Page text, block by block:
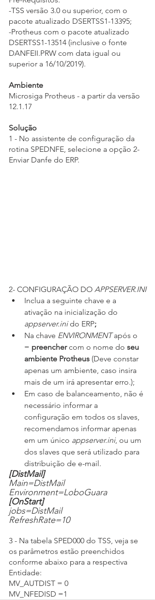
-TSS versão 3.0 ou superior, com o
pacote atualizado DSERTSS1-13395;
-Protheus com o pacote atualizado
DSERTSS1-13514 (inclusive o fonte
DANFEII.PRW com data igual ou
superior a 16/10/2019).
Ambiente
Microsiga Protheus - a partir da versão
12.1.17
Solução
1 - No assistente de configuração da
rotina SPEDNFE, selecione a opção 2-
Enviar Danfe do ERP.
2- CONFIGURAÇÃO DO APPSERVER.INI
Inclua a seguinte chave e a
ativação na inicialização do
appserver.ini do ERP;
Na chave ENVIRONMENT após o
= preencher com o nome do seu
ambiente Protheus (Deve constar
apenas um ambiente, caso insira
mais de um irá apresentar erro.);
Em caso de balanceamento, não é
necessário informar a
configuração em todos os slaves,
recomendamos informar apenas
em um único appserver.ini, ou um
dos slaves que será utilizado para
distribuição de e-mail.
[DistMail]
Main=DistMail
Environment=LoboGuara
[OnStart]
jobs=DistMail
RefreshRate=10
3 - Na tabela SPED000 do TSS, veja se
os parâmetros estão preenchidos
conforme abaixo para a respectiva
Entidade:
MV_AUTDIST = 0
MV_NFEDISD =1